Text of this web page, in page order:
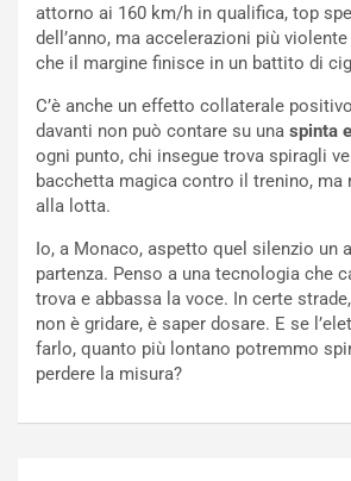
attorno ai 160 km/h in qualifica, top
dell’anno, ma accelerazioni più
che il margine finisce in un battito di
C’è anche un effetto collaterale
davanti non può contare su una spinta
ogni punto, chi insegue trova spiragli
bacchetta magica contro il trenino, ma
alla lotta.
Io, a Monaco, aspetto quel silenzio un
partenza. Penso a una tecnologia che
trova e abbassa la voce. In certe
non è gridare, è saper dosare. E se
farlo, quanto più lontano potremmo
perdere la misura?
e
c
o
N
o
n
P
s
c
a
C
o
a
N
o
u